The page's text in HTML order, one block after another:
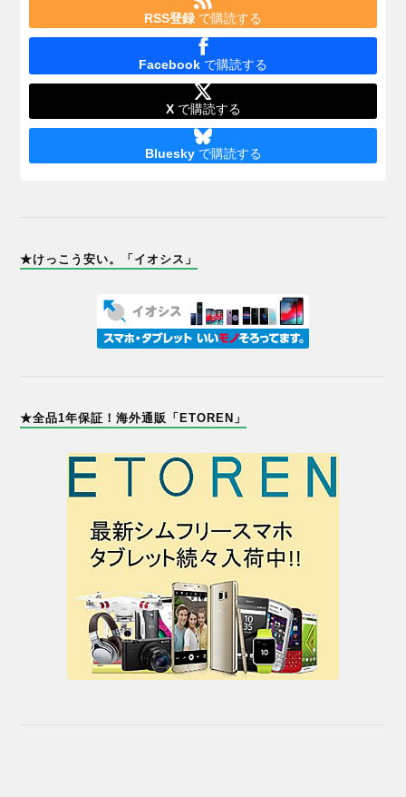
RSS登録 で購読する
Facebook で購読する
Xで購読する
Blueskyで購読する
★けっこう安い。「イオシス」
★全品1年保証！海外通販「ETOREN」